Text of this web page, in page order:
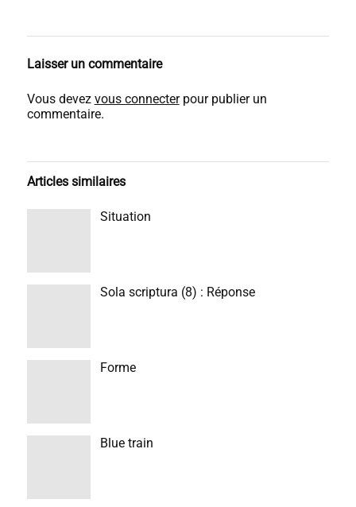
Laisser un commentaire
Vous devez vous connecterpour publier un
commentaire.
Articles similaires
Situation
Sola scriptura (8) : Réponse
Forme
Blue train